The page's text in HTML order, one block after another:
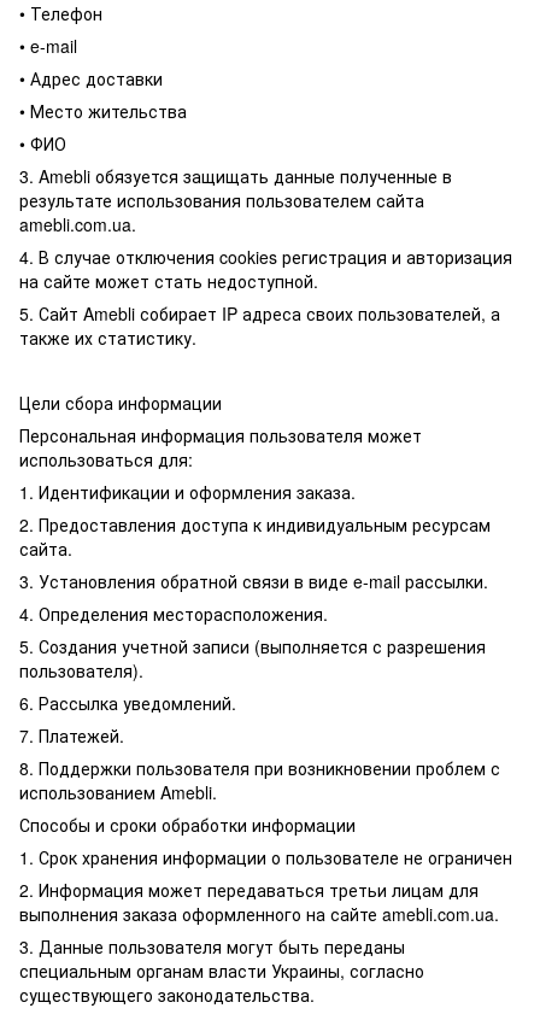
• Телефон
• e-mail
• Адрес доставки
• Место жительства
• ФИО
3. Amebli обязуется защищать данные полученные в
результате использования пользователем сайта
amebli.com.ua.
4. В случае отключения cookies регистрация и авторизация
на сайте может стать недоступной.
5. Сайт Amebli собирает IP адреса своих пользователей, а
также их статистику.
Цели сбора информации
Персональная информация пользователя может
использоваться для:
1. Идентификации и оформления заказа.
2. Предоставления доступа к индивидуальным ресурсам
сайта.
3. Установления обратной связи в виде e-mail рассылки.
4. Определения месторасположения.
5. Создания учетной записи (выполняется с разрешения
пользователя).
6. Рассылка уведомлений.
7. Платежей.
8. Поддержки пользователя при возникновении проблем с
использованием Amebli.
Способы и сроки обработки информации
1. Срок хранения информации о пользователе не ограничен
2. Информация может передаваться третьи лицам для
выполнения заказа оформленного на сайте amebli.com.ua.
3. Данные пользователя могут быть переданы
специальным органам власти Украины, согласно
существующего законодательства.